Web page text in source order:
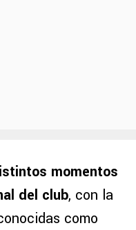
momentos
del club, con la
como